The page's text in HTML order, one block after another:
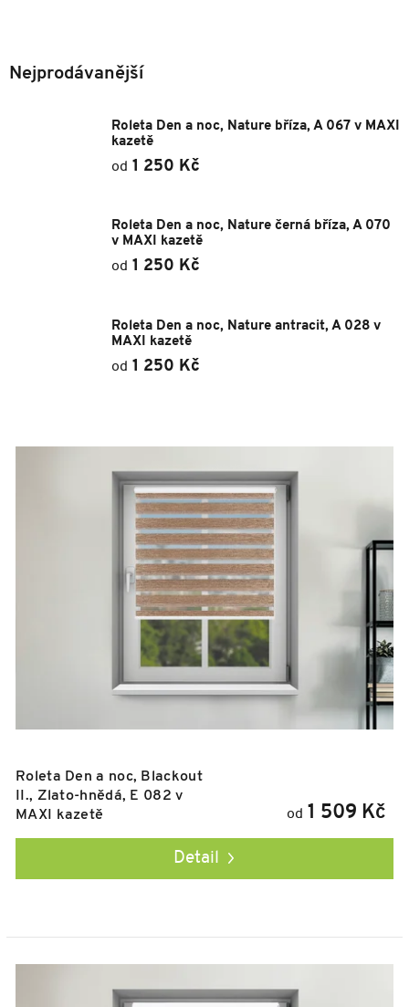
Nejprodávanější
Roleta Den a noc, Nature bříza, A 067 v MAXI
kazetě
od 1 250 Kč
Roleta Den a noc, Nature černá bříza, A 070
v MAXI kazetě
od 1 250 Kč
Roleta Den a noc, Nature antracit, A 028 v
MAXI kazetě
od 1 250 Kč
ý
Roleta Den a noc, Blackout
II., Zlato-hnědá, E 082 v
MAXI kazetě
od 1 509 Kč
Detail